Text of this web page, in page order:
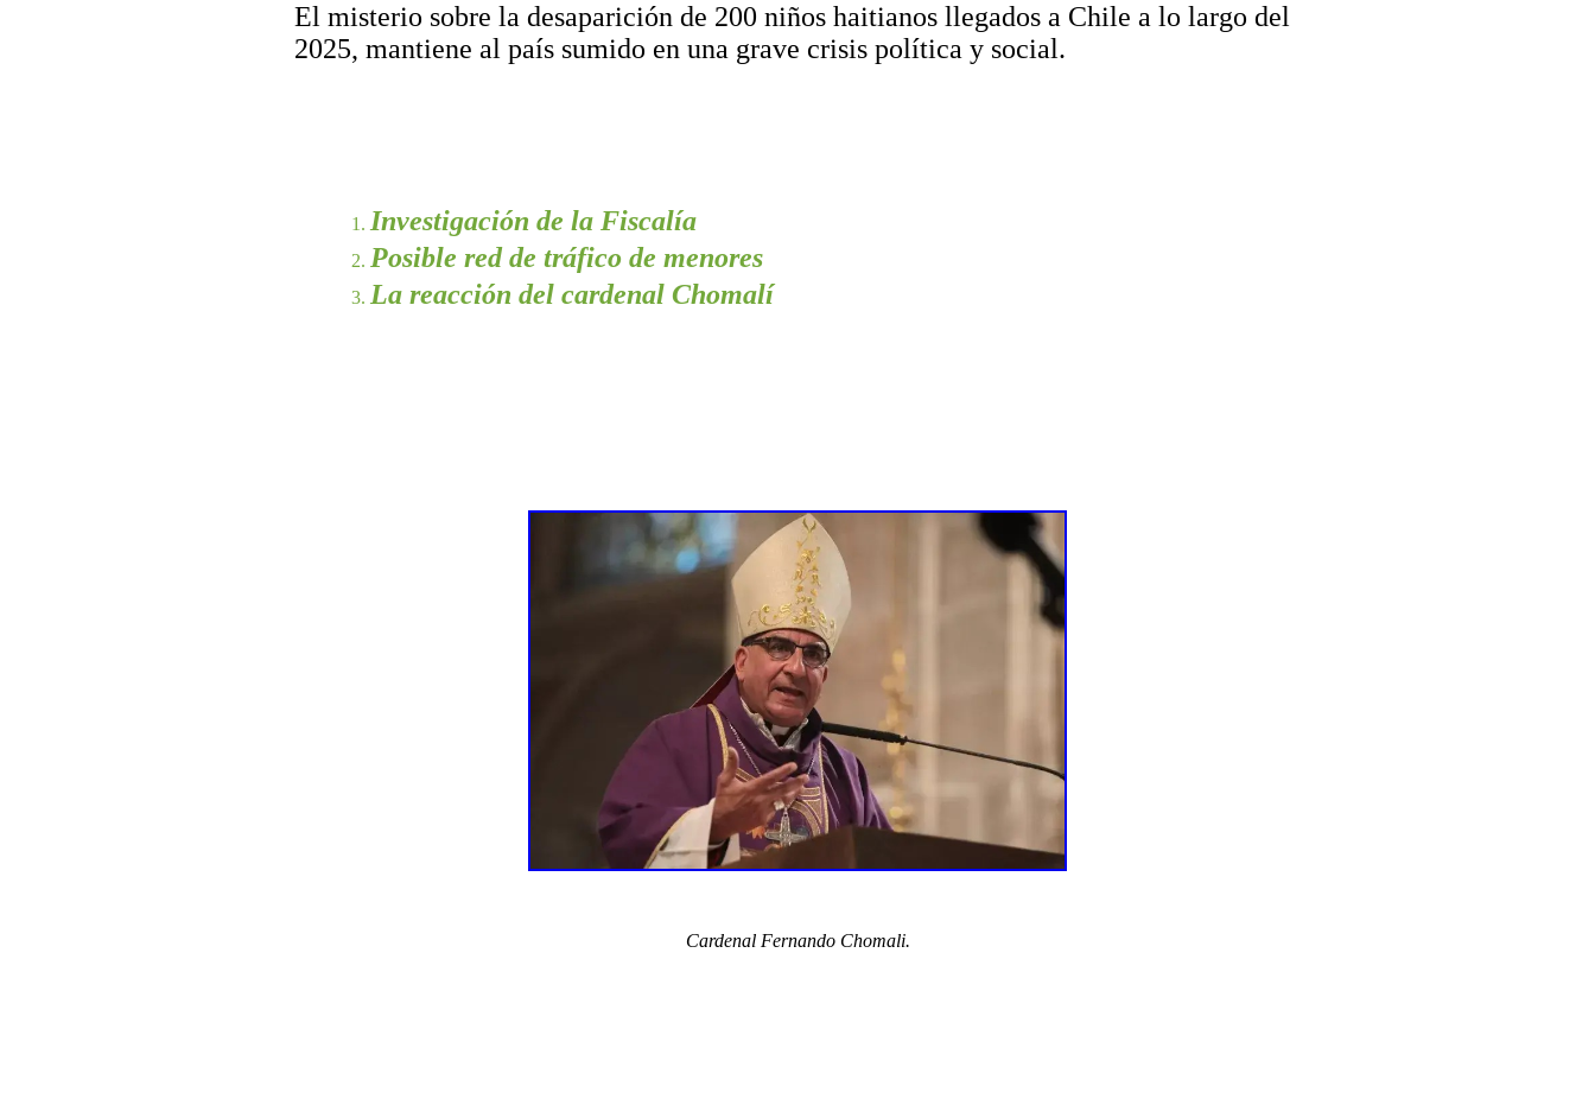
El misterio sobre la desaparición de 200 niños haitianos llegados a Chile a lo largo del
2025, mantiene al país sumido en una grave crisis política y social.
Investigación de la Fiscalía
Posible red de tráfico de menores
La reacción del cardenal Chomalí
Cardenal Fernando Chomali.